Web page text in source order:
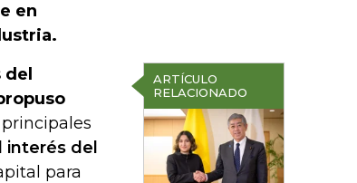
en
ARTÍCULO
RELACIONADO
interés del
para